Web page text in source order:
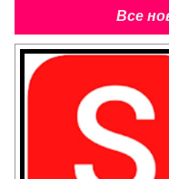
Все